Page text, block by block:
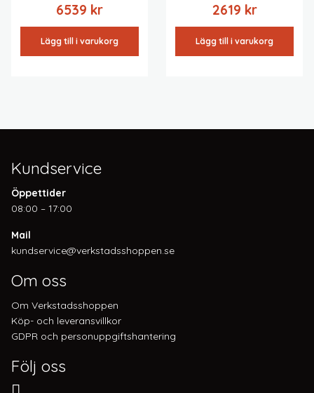
6539 kr
Lägg till i varukorg
2619 kr
Lägg till i varukorg
Kundservice
Öppettider
08:00 – 17:00
Mail
kundservice@verkstadsshoppen.se
Om oss
Om Verkstadsshoppen
Köp- och leveransvillkor
GDPR och personuppgiftshantering
Följ oss